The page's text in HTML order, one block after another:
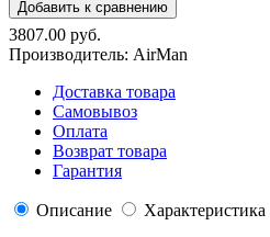
3807.00 руб.
Производитель: AirMan
Доставка товара
Самовывоз
Оплата
Возврат товара
Гарантия
Описание Характеристика